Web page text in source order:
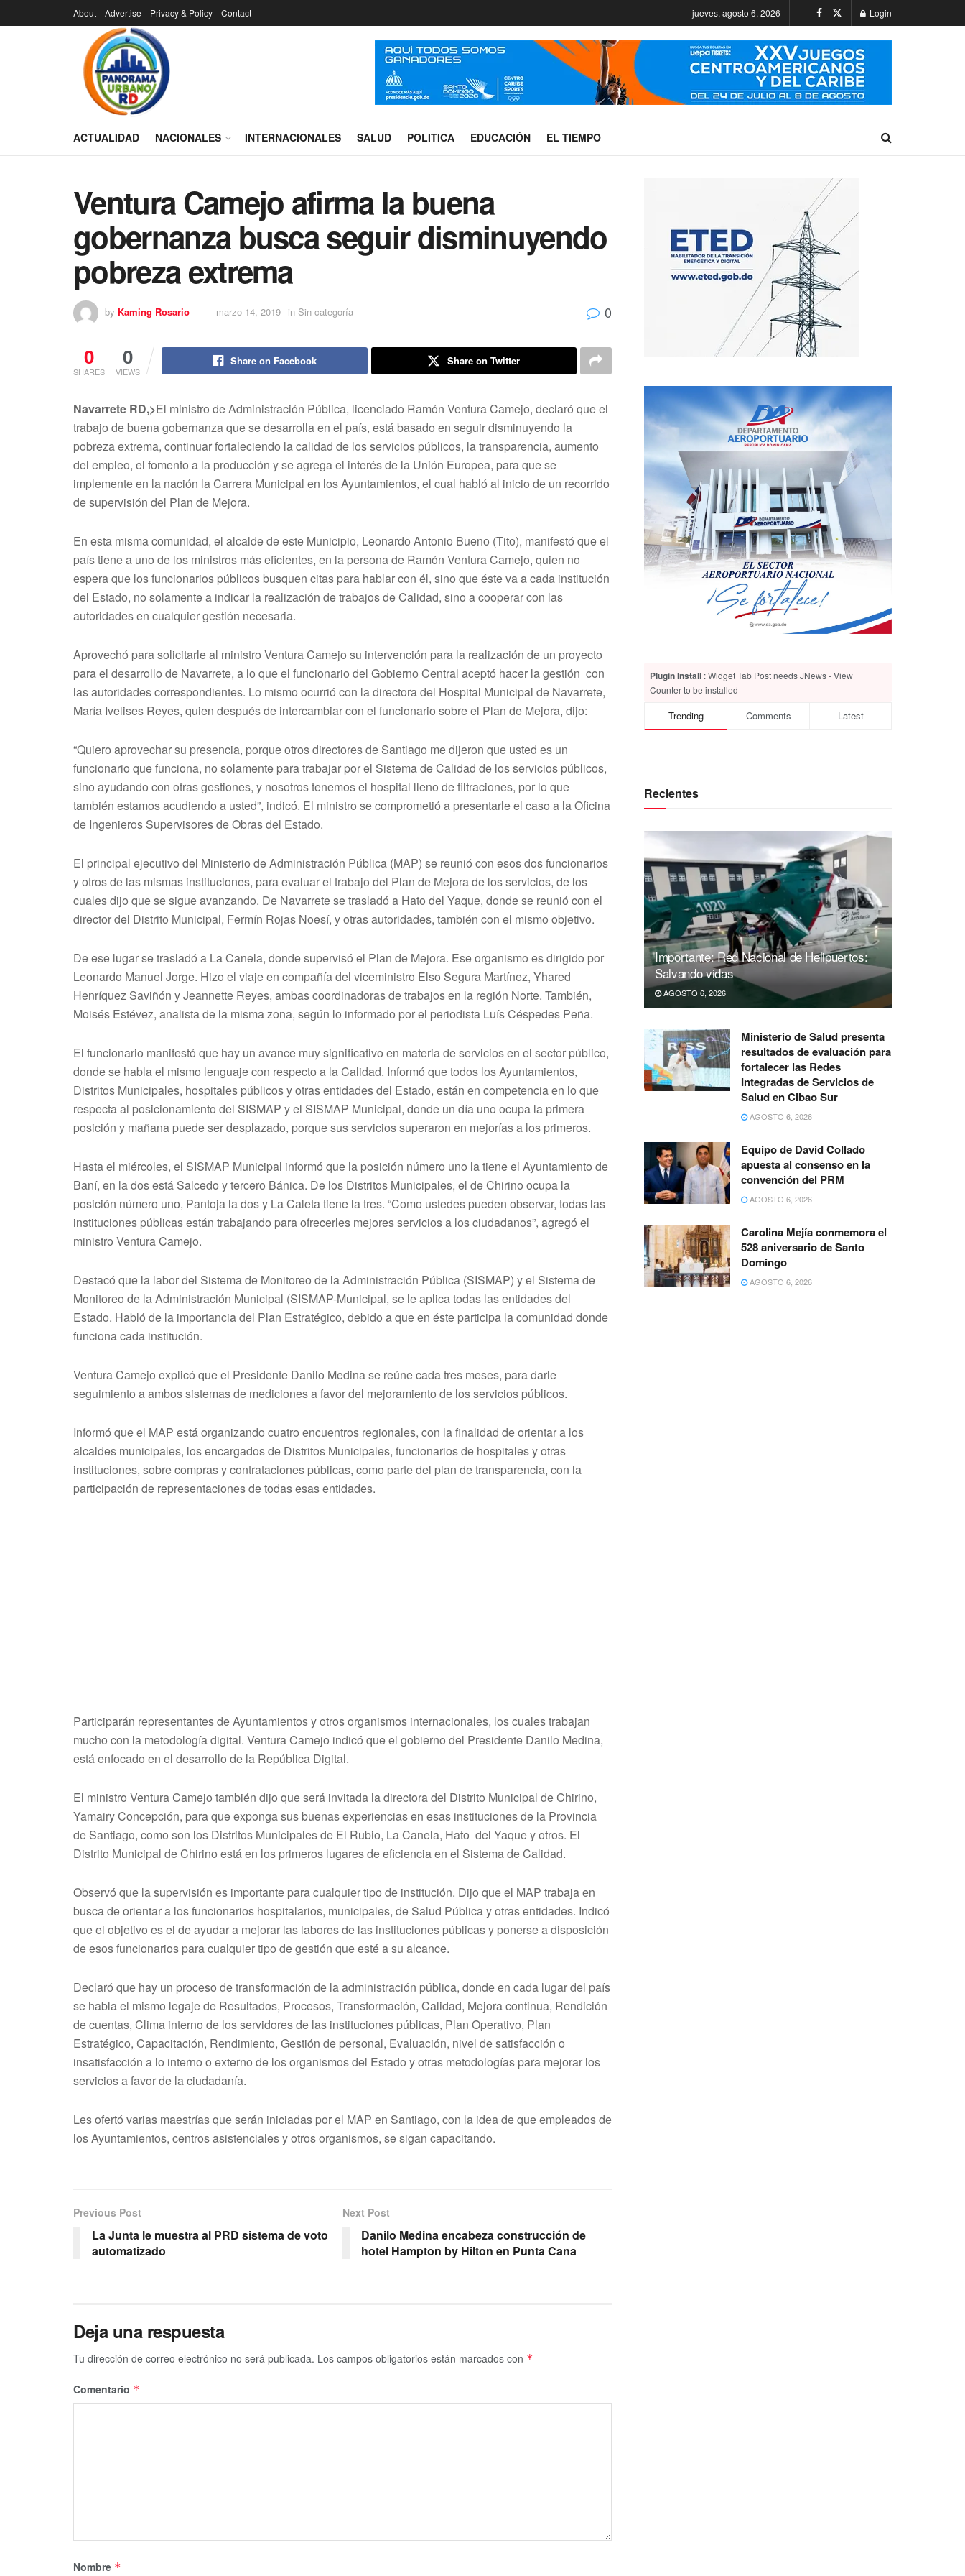
About Advertise Privacy & Policy Contact jueves, agosto 6, 2026 Login
ACTUALIDAD NACIONALES INTERNACIONALES SALUD POLITICA EDUCACIÓN EL TIEMPO
Ventura Camejo afirma la buena
gobernanza busca seguir disminuyendo
pobreza extrema
by Kaming Rosario marzo 14, 2019 in Sin categoría 0
0
SHARES
0
VIEWS
Share on Facebook Share on Twitter
Navarrete RD,>El ministro de Administración Pública, licenciado Ramón Ventura Camejo, declaró que el
trabajo de buena gobernanza que se desarrolla en el país, está basado en seguir disminuyendo la
pobreza extrema, continuar fortaleciendo la calidad de los servicios públicos, la transparencia, aumento
del empleo, el fomento a la producción y se agrega el interés de la Unión Europea, para que se
implemente en la nación la Carrera Municipal en los Ayuntamientos, el cual habló al inicio de un recorrido
de supervisión del Plan de Mejora.
En esta misma comunidad, el alcalde de este Municipio, Leonardo Antonio Bueno (Tito), manifestó que el
país tiene a uno de los ministros más eficientes, en la persona de Ramón Ventura Camejo, quien no
espera que los funcionarios públicos busquen citas para hablar con él, sino que éste va a cada institución
del Estado, no solamente a indicar la realización de trabajos de Calidad, sino a cooperar con las
autoridades en cualquier gestión necesaria.
Aprovechó para solicitarle al ministro Ventura Camejo su intervención para la realización de un proyecto
para el desarrollo de Navarrete, a lo que el funcionario del Gobierno Central aceptó hacer la gestión con
las autoridades correspondientes. Lo mismo ocurrió con la directora del Hospital Municipal de Navarrete,
María Ivelises Reyes, quien después de intercambiar con el funcionario sobre el Plan de Mejora, dijo:
“Quiero aprovechar su presencia, porque otros directores de Santiago me dijeron que usted es un
funcionario que funciona, no solamente para trabajar por el Sistema de Calidad de los servicios públicos,
sino ayudando con otras gestiones, y nosotros tenemos el hospital lleno de filtraciones, por lo que
también estamos acudiendo a usted”, indicó. El ministro se comprometió a presentarle el caso a la Oficina
de Ingenieros Supervisores de Obras del Estado.
El principal ejecutivo del Ministerio de Administración Pública (MAP) se reunió con esos dos funcionarios
y otros de las mismas instituciones, para evaluar el trabajo del Plan de Mejora de los servicios, de los
cuales dijo que se sigue avanzando. De Navarrete se trasladó a Hato del Yaque, donde se reunió con el
director del Distrito Municipal, Fermín Rojas Noesí, y otras autoridades, también con el mismo objetivo.
De ese lugar se trasladó a La Canela, donde supervisó el Plan de Mejora. Ese organismo es dirigido por
Leonardo Manuel Jorge. Hizo el viaje en compañía del viceministro Elso Segura Martínez, Yhared
Henríquez Saviñón y Jeannette Reyes, ambas coordinadoras de trabajos en la región Norte. También,
Moisés Estévez, analista de la misma zona, según lo informado por el periodista Luís Céspedes Peña.
El funcionario manifestó que hay un avance muy significativo en materia de servicios en el sector público,
donde se habla el mismo lenguaje con respecto a la Calidad. Informó que todos los Ayuntamientos,
Distritos Municipales, hospitales públicos y otras entidades del Estado, están en competencia en lo que
respecta al posicionamiento del SISMAP y el SISMAP Municipal, donde un día uno ocupa la primera
posición y mañana puede ser desplazado, porque sus servicios superaron en mejorías a los primeros.
Hasta el miércoles, el SISMAP Municipal informó que la posición número uno la tiene el Ayuntamiento de
Baní, en la dos está Salcedo y tercero Bánica. De los Distritos Municipales, el de Chirino ocupa la
posición número uno, Pantoja la dos y La Caleta tiene la tres. “Como ustedes pueden observar, todas las
instituciones públicas están trabajando para ofrecerles mejores servicios a los ciudadanos”, agregó el
ministro Ventura Camejo.
Destacó que la labor del Sistema de Monitoreo de la Administración Pública (SISMAP) y el Sistema de
Monitoreo de la Administración Municipal (SISMAP-Municipal, se le aplica todas las entidades del
Estado. Habló de la importancia del Plan Estratégico, debido a que en éste participa la comunidad donde
funciona cada institución.
Ventura Camejo explicó que el Presidente Danilo Medina se reúne cada tres meses, para darle
seguimiento a ambos sistemas de mediciones a favor del mejoramiento de los servicios públicos.
Informó que el MAP está organizando cuatro encuentros regionales, con la finalidad de orientar a los
alcaldes municipales, los encargados de Distritos Municipales, funcionarios de hospitales y otras
instituciones, sobre compras y contrataciones públicas, como parte del plan de transparencia, con la
participación de representaciones de todas esas entidades.
Participarán representantes de Ayuntamientos y otros organismos internacionales, los cuales trabajan
mucho con la metodología digital. Ventura Camejo indicó que el gobierno del Presidente Danilo Medina,
está enfocado en el desarrollo de la República Digital.
El ministro Ventura Camejo también dijo que será invitada la directora del Distrito Municipal de Chirino,
Yamairy Concepción, para que exponga sus buenas experiencias en esas instituciones de la Provincia
de Santiago, como son los Distritos Municipales de El Rubio, La Canela, Hato del Yaque y otros. El
Distrito Municipal de Chirino está en los primeros lugares de eficiencia en el Sistema de Calidad.
Observó que la supervisión es importante para cualquier tipo de institución. Dijo que el MAP trabaja en
busca de orientar a los funcionarios hospitalarios, municipales, de Salud Pública y otras entidades. Indicó
que el objetivo es el de ayudar a mejorar las labores de las instituciones públicas y ponerse a disposición
de esos funcionarios para cualquier tipo de gestión que esté a su alcance.
Declaró que hay un proceso de transformación de la administración pública, donde en cada lugar del país
se habla el mismo legaje de Resultados, Procesos, Transformación, Calidad, Mejora continua, Rendición
de cuentas, Clima interno de los servidores de las instituciones públicas, Plan Operativo, Plan
Estratégico, Capacitación, Rendimiento, Gestión de personal, Evaluación, nivel de satisfacción o
insatisfacción a lo interno o externo de los organismos del Estado y otras metodologías para mejorar los
servicios a favor de la ciudadanía.
Les ofertó varias maestrías que serán iniciadas por el MAP en Santiago, con la idea de que empleados de
los Ayuntamientos, centros asistenciales y otros organismos, se sigan capacitando.
Previous Post
La Junta le muestra al PRD sistema de voto
automatizado
Next Post
Danilo Medina encabeza construcción de
hotel Hampton by Hilton en Punta Cana
Deja una respuesta
Tu dirección de correo electrónico no será publicada. Los campos obligatorios están marcados con *
Comentario *
Nombre *
Plugin Install : Widget Tab Post needs JNews - View
Counter to be installed
Trending Comments Latest
Recientes
Importante: Red Nacional de Helipuertos:
Salvando vidas
AGOSTO 6, 2026
Ministerio de Salud presenta
resultados de evaluación para
fortalecer las Redes
Integradas de Servicios de
Salud en Cibao Sur
AGOSTO 6, 2026
Equipo de David Collado
apuesta al consenso en la
convención del PRM
AGOSTO 6, 2026
Carolina Mejía conmemora el
528 aniversario de Santo
Domingo
AGOSTO 6, 2026